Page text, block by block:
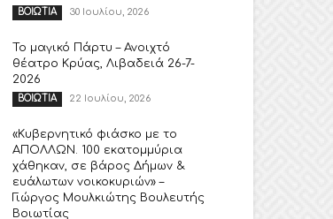
ΒΟΙΩΤΙΑ 30 Ιουλίου, 2026
Το μαγικό Πάρτυ – Ανοιχτό
θέατρο Κρύας, Λιβαδειά 26-7-
2026
ΒΟΙΩΤΙΑ 22 Ιουλίου, 2026
«Κυβερνητικό φιάσκο με το
ΑΠΟΛΛΩΝ. 100 εκατομμύρια
χάθηκαν, σε βάρος Δήμων &
ευάλωτων νοικοκυριών» –
Γιώργος Μουλκιώτης Βουλευτής
Βοιωτίας